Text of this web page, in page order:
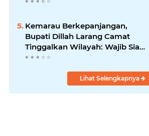
Kemarau Berkepanjangan,
Bupati Dillah Larang Camat
Tinggalkan Wilayah: Wajib Siaga
Hadapi Karhutla dan Kebakaran
Lihat Selengkapnya